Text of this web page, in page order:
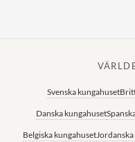
Svenska kungahuset
Danska kungahuset
Belgiska kungahuset